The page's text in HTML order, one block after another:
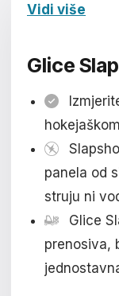
Hrvatski
한국어
中文
Русский
Slovenčina
Türkçe
Vidi više
Glice
panela od
struju ni
Glice
prenosiva,